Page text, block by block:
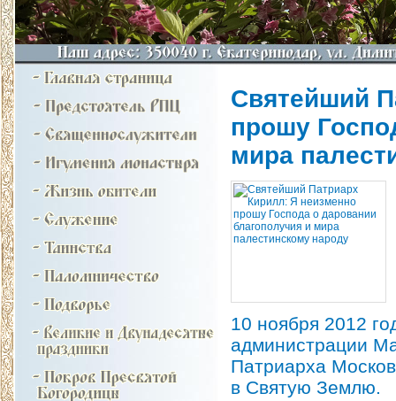
Святейший
прошу
мира
10 ноября 2012
администрации
Патриарха
в Святую Землю.